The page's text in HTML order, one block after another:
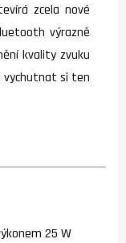
zcela nové
výrazně
kvality zvuku
vychutnat si ten
25 W